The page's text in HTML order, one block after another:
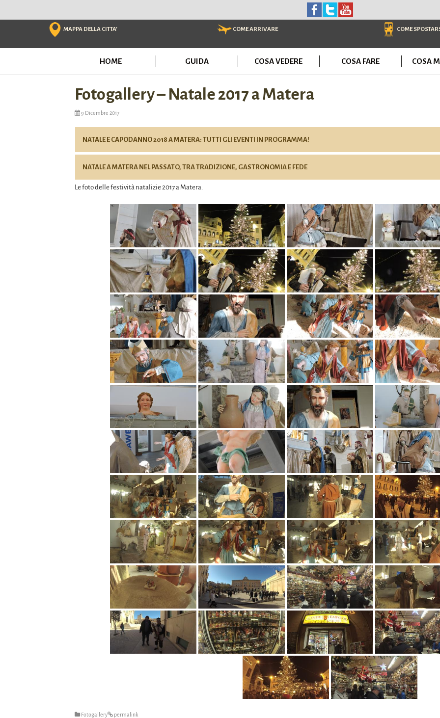
MAPPA DELLA CITTA' COME ARRIVARE COME
HOME GUIDA COSA VEDERE COSA FARE COSA
Fotogallery – Natale 2017 a Matera
9 Dicembre 2017
NATALE E CAPODANNO 2018 A MATERA: TUTTI GLI EVENTI IN PROGRAMMA!
NATALE A MATERA NEL PASSATO, TRA TRADIZIONE, GASTRONOMIA E FEDE
Le foto delle festività natalizie 2017 a Matera.
Fotogallery permalink